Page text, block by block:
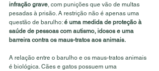
infração grave , com punições que vão de multas
pesadas à prisão. A restrição não é apenas uma
questão de barulho: é uma medida de proteção à
saúde de pessoas com autismo, idosos e uma
barreira contra os maus-tratos aos animais.
A relação entre o barulho e os maus-tratos animais
é biológica. Cães e gatos possuem uma